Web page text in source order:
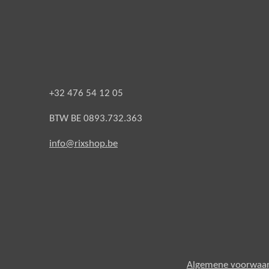
+32 476 54 12 05
BTW BE 0893.732.363
info@rixshop.be
Algemene